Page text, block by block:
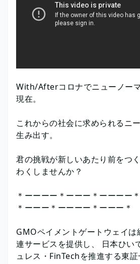
With/Afterコロナでニューノー
現在。
これからの社会に求められるニ
生み出す。
君の挑戦が新しいあたり前をつ
わくしませんか？
＊ーーーー＊ーーー＊ーーーー
＊ーーー＊ーーーー＊ーーー＊
GMOペイメントゲートウェイは
連サービスを提供し、 日本ひい
ュレス・FinTechを推進する東証